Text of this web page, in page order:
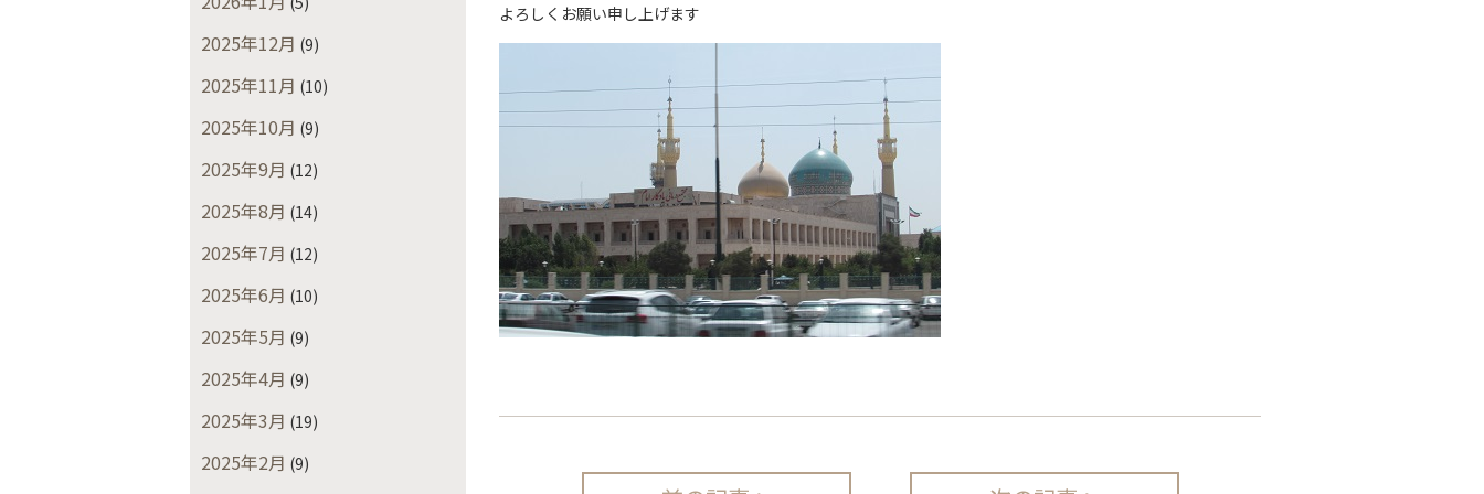
2025年12月 (9)
2025年11月 (10)
2025年10月 (9)
2025年9月 (12)
2025年8月 (14)
2025年7月 (12)
2025年6月 (10)
2025年5月 (9)
2025年4月 (9)
2025年3月 (19)
2025年2月 (9)
よろしくお願い申し上げます